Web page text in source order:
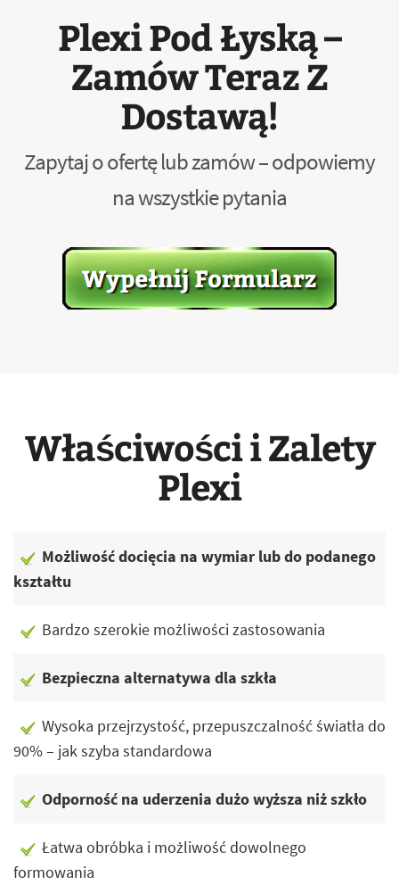
Plexi Pod Łyską –
Zamów Teraz Z
Dostawą!
Zapytaj o ofertę lub zamów – odpowiemy
na wszystkie pytania
Właściwości i Zalety
Plexi
Możliwość docięcia na wymiar lub do podanego
kształtu
Bardzo szerokie możliwości zastosowania
Bezpieczna alternatywa dla szkła
Wysoka przejrzystość, przepuszczalność światła do
90% – jak szyba standardowa
Odporność na uderzenia dużo wyższa niż szkło
Łatwa obróbka i możliwość dowolnego
formowania